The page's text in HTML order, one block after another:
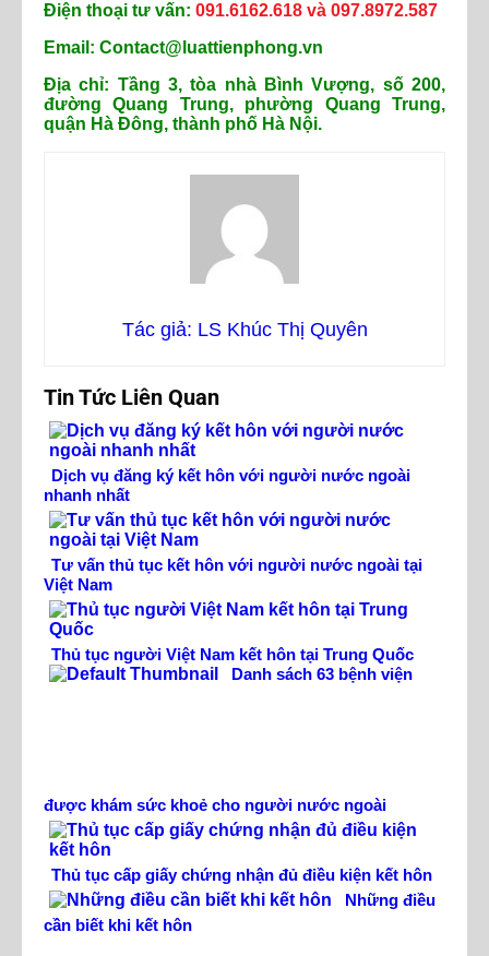
Điện thoại tư vấn: 091.6162.618 và 097.8972.587
Email: Contact@luattienphong.vn
Địa chỉ: Tầng 3, tòa nhà Bình Vượng, số 200,
đường Quang Trung, phường Quang Trung,
quận Hà Đông, thành phố Hà Nội.
Tác giả: LS Khúc Thị Quyên
Tin Tức Liên Quan
Dịch vụ đăng ký kết hôn với người nước ngoài
nhanh nhất
Tư vấn thủ tục kết hôn với người nước ngoài tại
Việt Nam
Thủ tục người Việt Nam kết hôn tại Trung Quốc
Danh sách 63 bệnh viện
được khám sức khoẻ cho người nước ngoài
Thủ tục cấp giấy chứng nhận đủ điều kiện kết hôn
Những điều
cần biết khi kết hôn